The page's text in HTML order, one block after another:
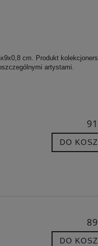
cm. Produkt
artystami.
DO
DO